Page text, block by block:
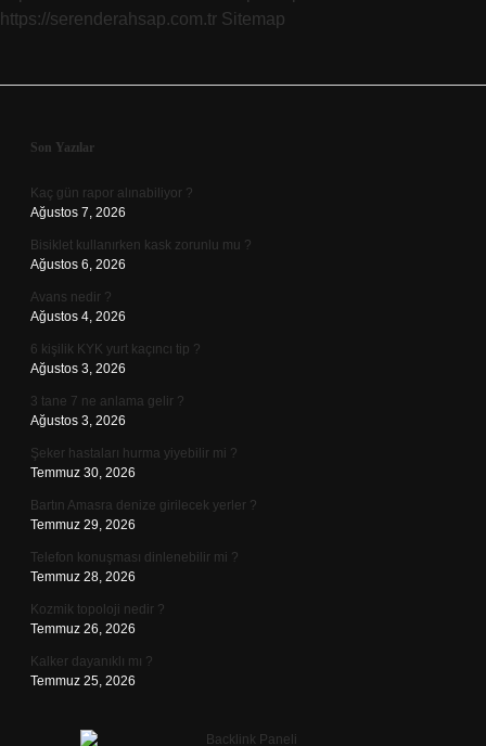
https://serenderahsap.com.tr Sitemap
Sidebar
Son Yazılar
Kaç gün rapor alınabiliyor ?
Ağustos 7, 2026
Bisiklet kullanırken kask zorunlu mu ?
Ağustos 6, 2026
Avans nedir ?
Ağustos 4, 2026
6 kişilik KYK yurt kaçıncı tip ?
Ağustos 3, 2026
3 tane 7 ne anlama gelir ?
Ağustos 3, 2026
Şeker hastaları hurma yiyebilir mi ?
Temmuz 30, 2026
Bartın Amasra denize girilecek yerler ?
Temmuz 29, 2026
Telefon konuşması dinlenebilir mi ?
Temmuz 28, 2026
Kozmik topoloji nedir ?
Temmuz 26, 2026
Kalker dayanıklı mı ?
Temmuz 25, 2026